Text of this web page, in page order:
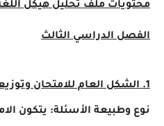
محتويات ملف تحليل هيكل
الفصل الدراسي الثالث
1. الشكل العام للامتحان وتوزيعه